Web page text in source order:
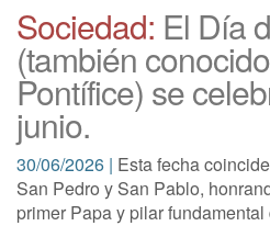
Sociedad: El Día
(también
Pontífice) se
junio.
30/06/2026 | Esta fecha
San Pedro y San Pablo,
primer Papa y pilar